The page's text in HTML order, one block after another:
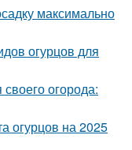
максимально
огурцов для
огорода:
огурцов на 2025